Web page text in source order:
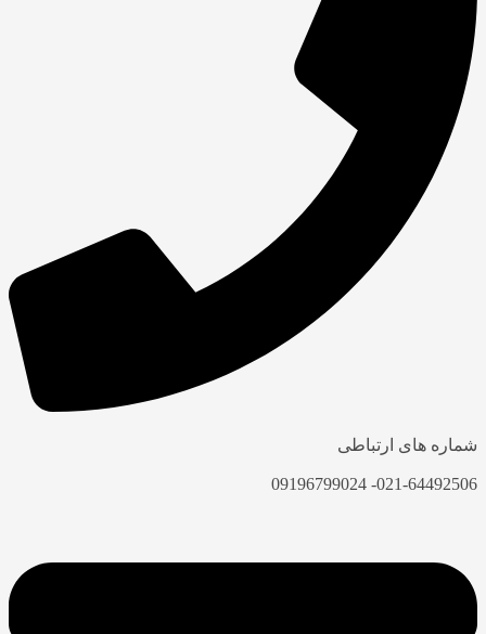
شماره های ارتباطی
021-64492506- 09196799024